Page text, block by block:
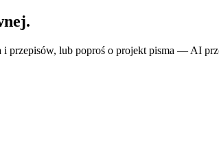
.
i przepisów, lub poproś o projekt pisma — AI